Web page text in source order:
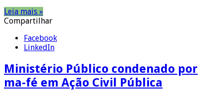
Leia mais »
Compartilhar
Facebook
LinkedIn
Ministério Público condenado por
ma-fé em Ação Civil Pública